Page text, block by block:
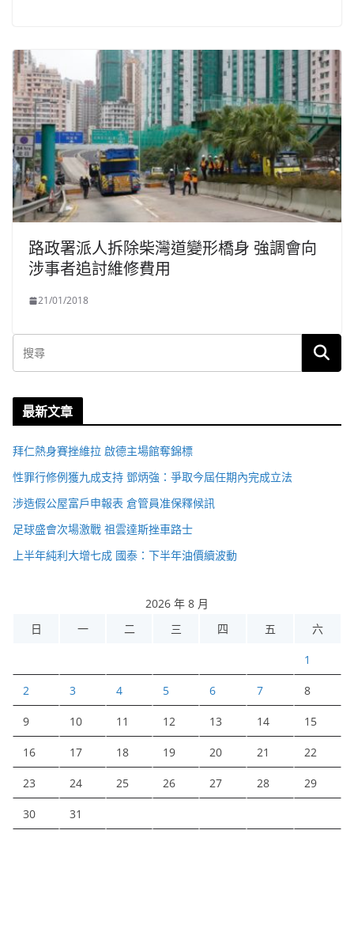
路政署派人拆除柴灣道變形橋身 強調會向
涉事者追討維修費用
21/01/2018
最新文章
拜仁熱身賽挫維拉 啟德主場館奪錦標
性罪行修例獲九成支持 鄧炳強：爭取今屆任期內完成立法
涉造假公屋富戶申報表 倉管員准保釋候訊
足球盛會次場激戰 祖雲達斯挫車路士
上半年純利大增七成 國泰：下半年油價續波動
2026 年 8 月
日
一 二 三 四 五 六
1
2 3 4 5 6 7 8
9 10 11 12 13 14 15
16 17 18 19 20 21 22
23 24 25 26 27 28 29
30 31